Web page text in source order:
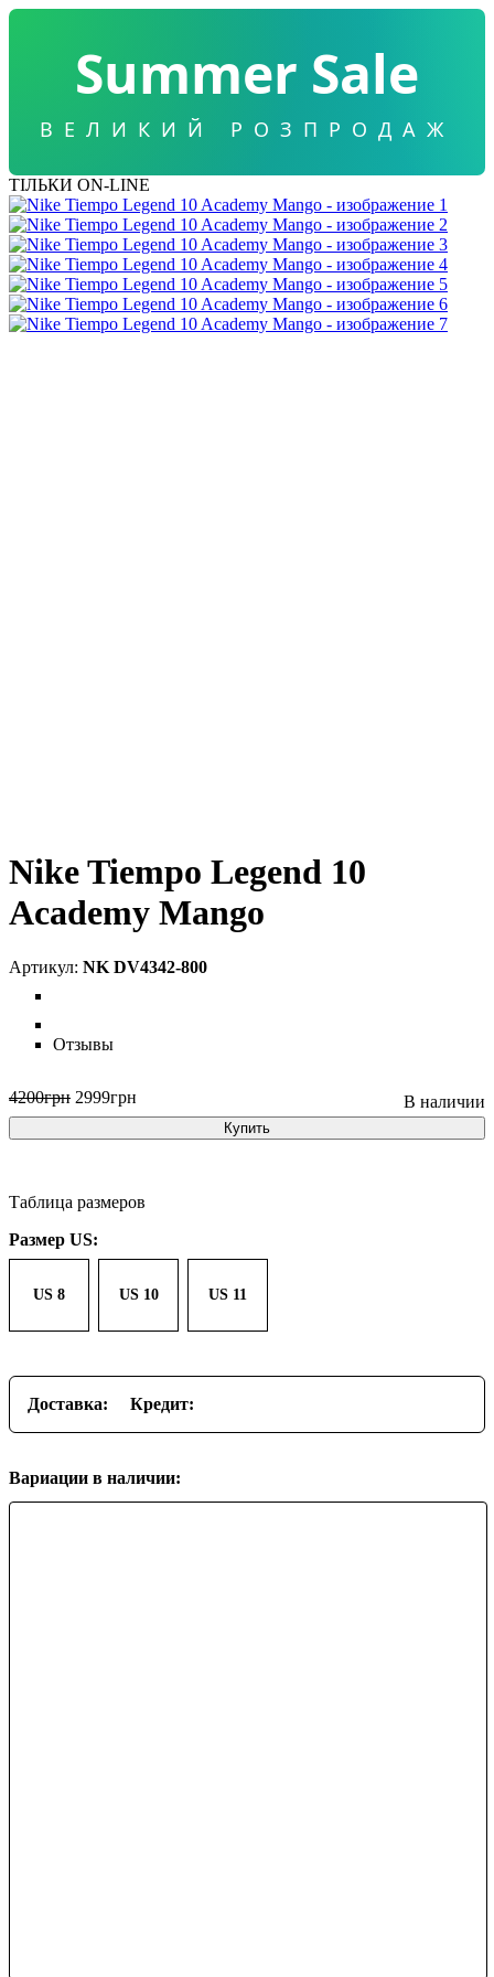
Summer Sale
ВЕЛИКИЙ РОЗПРОДАЖ
ТІЛЬКИ ON-LINE
Nike Tiempo Legend 10
Academy Mango
NK DV4342-800
Отзывы
4200грн 2999грн
Купить
Таблица размеров
Размер US:
US 8 US 10 US 11
Доставка: Кредит:
Вариации в наличии: